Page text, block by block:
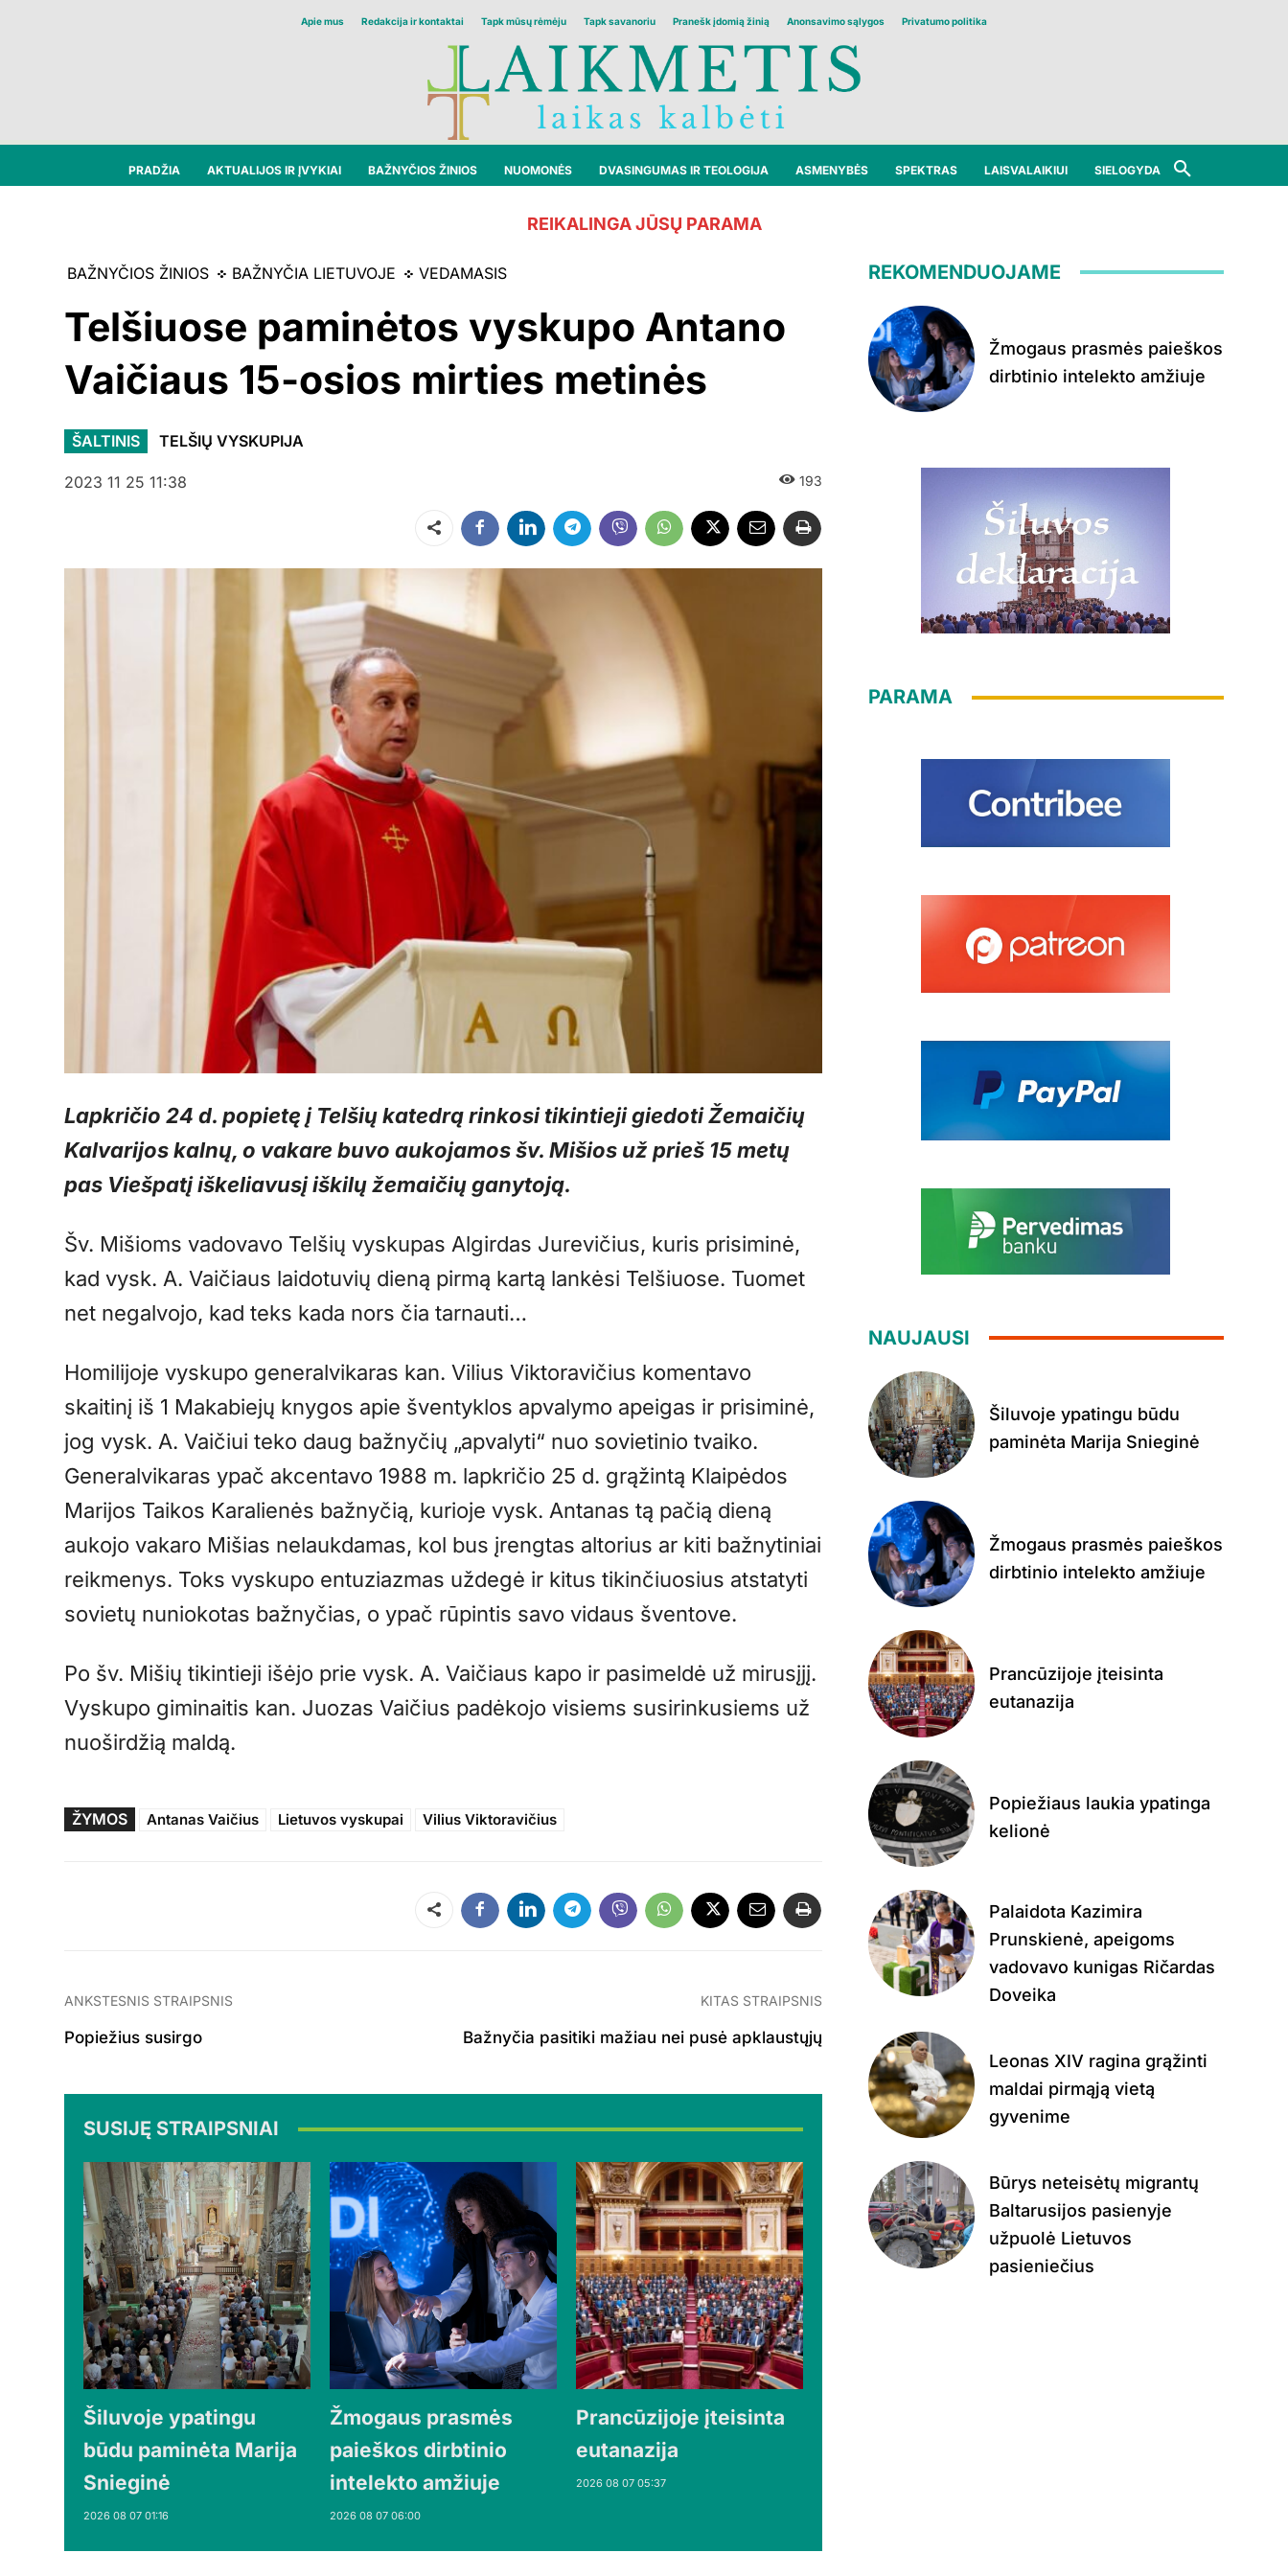
Apie mus Redakcija ir kontaktai Tapk mūsų rėmėju Tapk savanoriu Pranešk įdomią žinią Anonsavimo sąlygos Privatumo politika
PRADŽIA AKTUALIJOS IR ĮVYKIAI BAŽNYČIOS ŽINIOS NUOMONĖS DVASINGUMAS IR TEOLOGIJA ASMENYBĖS SPEKTRAS LAISVALAIKIUI SIELOGYDA
REIKALINGA JŪSŲ PARAMA
BAŽNYČIOS ŽINIOS BAŽNYČIA LIETUVOJE VEDAMASIS
Telšiuose paminėtos vyskupo Antano
Vaičiaus 15-osios mirties metinės
ŠALTINIS TELŠIŲ VYSKUPIJA
2023 11 25 11:38 193
Dalintis
Lapkričio 24 d. popietę į Telšių katedrą rinkosi tikintieji giedoti Žemaičių
Kalvarijos kalnų, o vakare buvo aukojamos šv. Mišios už prieš 15 metų
pas Viešpatį iškeliavusį iškilų žemaičių ganytoją.
Šv. Mišioms vadovavo Telšių vyskupas Algirdas Jurevičius, kuris prisiminė,
kad vysk. A. Vaičiaus laidotuvių dieną pirmą kartą lankėsi Telšiuose. Tuomet
net negalvojo, kad teks kada nors čia tarnauti…
Homilijoje vyskupo generalvikaras kan. Vilius Viktoravičius komentavo
skaitinį iš 1 Makabiejų knygos apie šventyklos apvalymo apeigas ir prisiminė,
jog vysk. A. Vaičiui teko daug bažnyčių „apvalyti“ nuo sovietinio tvaiko.
Generalvikaras ypač akcentavo 1988 m. lapkričio 25 d. grąžintą Klaipėdos
Marijos Taikos Karalienės bažnyčią, kurioje vysk. Antanas tą pačią dieną
aukojo vakaro Mišias nelaukdamas, kol bus įrengtas altorius ar kiti bažnytiniai
reikmenys. Toks vyskupo entuziazmas uždegė ir kitus tikinčiuosius atstatyti
sovietų nuniokotas bažnyčias, o ypač rūpintis savo vidaus šventove.
Po šv. Mišių tikintieji išėjo prie vysk. A. Vaičiaus kapo ir pasimeldė už mirusįjį.
Vyskupo giminaitis kan. Juozas Vaičius padėkojo visiems susirinkusiems už
nuoširdžią maldą.
ŽYMOS Antanas Vaičius Lietuvos vyskupai Vilius Viktoravičius
Dalintis
ANKSTESNIS STRAIPSNIS
Popiežius susirgo
KITAS STRAIPSNIS
Bažnyčia pasitiki mažiau nei pusė apklaustųjų
SUSIJĘ STRAIPSNIAI
Šiluvoje ypatingu
būdu paminėta Marija
Snieginė
2026 08 07 01:16
Žmogaus prasmės
paieškos dirbtinio
intelekto amžiuje
2026 08 07 06:00
Prancūzijoje įteisinta
eutanazija
2026 08 07 05:37
REKOMENDUOJAME
Žmogaus prasmės paieškos
dirbtinio intelekto amžiuje
PARAMA
NAUJAUSI
Šiluvoje ypatingu būdu
paminėta Marija Snieginė
Žmogaus prasmės paieškos
dirbtinio intelekto amžiuje
Prancūzijoje įteisinta
eutanazija
Popiežiaus laukia ypatinga
kelionė
Palaidota Kazimira
Prunskienė, apeigoms
vadovavo kunigas Ričardas
Doveika
Leonas XIV ragina grąžinti
maldai pirmąją vietą
gyvenime
Būrys neteisėtų migrantų
Baltarusijos pasienyje
užpuolė Lietuvos
pasieniečius